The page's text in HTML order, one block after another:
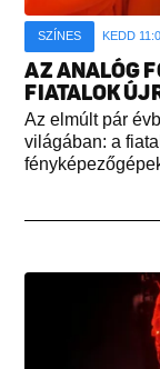
SZÍNES KEDD
AZ ANALÓG
FIATALOK
Az elmúlt pár
világában: a